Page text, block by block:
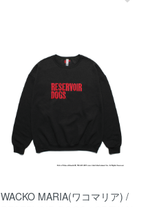
WACKO MARIA(ワコマリア) /